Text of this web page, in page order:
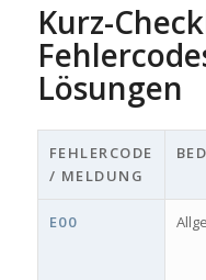
Kurz-
Lösungen
FEHLERCODE
/ MELDUNG
E00